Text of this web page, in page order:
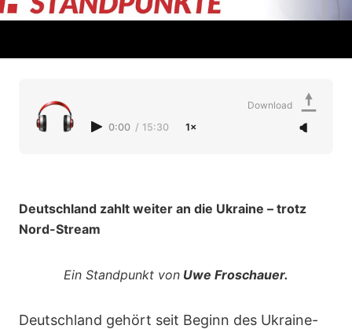
0:00 / 15:30 1×
Download
Deutschland zahlt weiter an die Ukraine – trotz
Nord-Stream
Ein Standpunkt von Uwe Froschauer.
Deutschland gehört seit Beginn des Ukraine-